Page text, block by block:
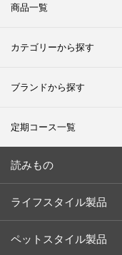
商品一覧
カテゴリーから探す
ブランドから探す
定期コース一覧
読みもの
キャンペーン
インタビュー
ライフスタイル製品
ペットスタイル製品